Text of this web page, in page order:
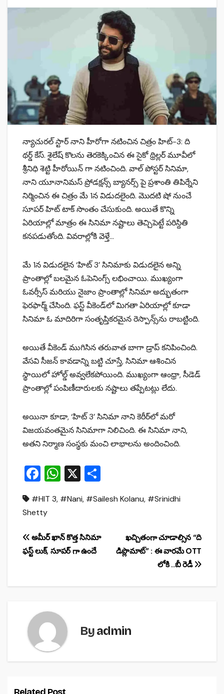
న్యాచురల్ స్టార్ నాని హీరోగా నటించిన చిత్రం హిట్-3: ది
థర్డ్‌ కేస్‌. శైలేష్‌ కొలను తెరకెక్కించిన ఈ సైకో థ్రిల్లర్ మూవీలో
శ్రీనిధి శెట్టి హీరోయిన్ గా నటించింది. వాల్‌ పోస్టర్‌ సినిమా,
నాని యూనానిమస్‌ ప్రోడక్షన్స్‌ బ్యానర్స్‌ పై ప్రశాంతి తిపిర్నేని
నిర్మించిన ఈ చిత్రం మే 1న విడుదలైంది. మొదటి షో నుంచే
సూపర్ హిట్ టాక్ సొంతం చేసుకుంది. అయితే కొన్ని
ఏరియాల్లో మాత్రం ఈ సినిమా నష్టాలు తెచ్చిపెట్టే పరిస్దితి
కనపడుతోంది. వివరాల్లోకి వెళ్తే…
మే 1న విడుదలైన ‘హిట్ 3’ సినిమాకు విడుదలైన అన్ని
ప్రాంతాల్లో బలమైన ఓపెనింగ్స్ లభించాయి. ముఖ్యంగా
ఓవర్సీస్ మరియు నైజాం ప్రాంతాల్లో సినిమా అద్భుతంగా
ఫెరఫార్మ్ చేసింది. ఫస్ట్ వీకెండ్‌లో మిగతా ఏరియాల్లో కూడా
సినిమా ఓ మాదిరిగా సంతృప్తికరమైన రెస్పాన్స్‌ను రాబట్టింది.
అయితే వీకెండ్ ముగిసిన తరువాత బాగా డ్రాప్ కనిపించింది.
వేసవి సీజన్ కావడాన్ని బట్టి చూస్తే, సినిమా ఆశించిన
స్థాయిలో హోల్డ్‌ అవ్వలేకపోయింది. ముఖ్యంగా ఆంధ్రా, సీడెడ్
ప్రాంతాల్లో పంపిణీదారులకు నష్టాలు తప్పేటట్లు లేదు.
అయినా కూడా, ‘హిట్ 3’ సినిమా నాని కెరీర్‌లో మరో
విజయవంతమైన సినిమాగా నిలిచింది. ఈ సినిమా నాని,
అతని నిర్మాణ సంస్థకు మంచి లాభాలను అందించింది.
F
c
e
b
o
k
W
at
A
p
X
ar
#HIT 3, #Nani, #Sailesh Kolanu, #Srinidhi
Shetty
Post
navigation
ఖచ్చితంగా చూడాల్సిన “ది
డిప్లొమాట్” : ఈ వారమే OTT
లోకి ..బీ రెడీ
అమీర్ ఖాన్ కొత్త సినిమా
ఫస్ట్ లుక్, సూపర్ గా ఉందే
Byadmin